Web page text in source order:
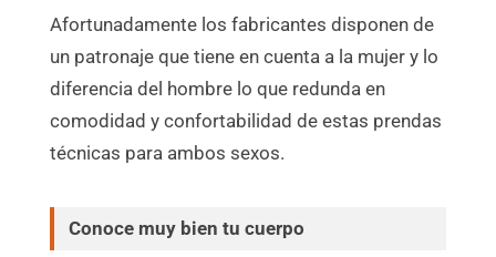
Afortunadamente los fabricantes disponen de
un patronaje que tiene en cuenta a la mujer y lo
diferencia del hombre lo que redunda en
comodidad y confortabilidad de estas prendas
técnicas para ambos sexos.
Conoce muy bien tu cuerpo